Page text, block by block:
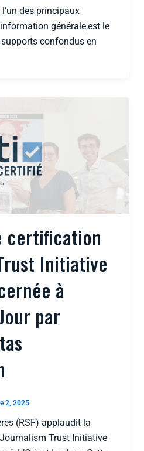
l’un des principaux
générale,est le
confondus en
certification
Initiative
à
par
2, 2025
(RSF) applaudit la
Trust Initiative